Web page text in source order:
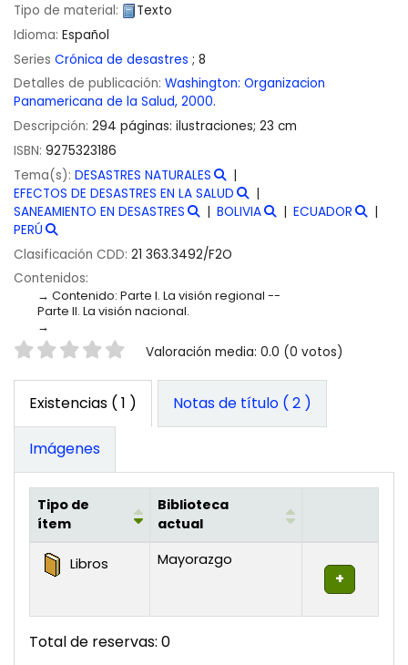
Tipo de material:
Texto
Idioma: Español
Series Crónica de desastres ; 8
Detalles de publicación: Washington: Organizacion
Panamericana de la Salud, 2000.
Descripción: 294 páginas: ilustraciones; 23 cm
ISBN: 9275323186
Tema(s): DESASTRES NATURALES
EFECTOS DE DESASTRES EN LA SALUD
SANEAMIENTO EN DESASTRES
BOLIVIA
ECUADOR
PERÚ
Clasificación CDD: 21 363.3492/F2O
Contenidos:
Contenido: Parte I. La visión regional --
Parte II. La visión nacional.
Valoración Valoración media: 0.0 (0 votos)
Existencias ( 1 ) Notas de título ( 2 )
Imágenes
Existencias
Tipo de
ítem
Biblioteca
actual
Libros Mayorazgo
Total de reservas: 0